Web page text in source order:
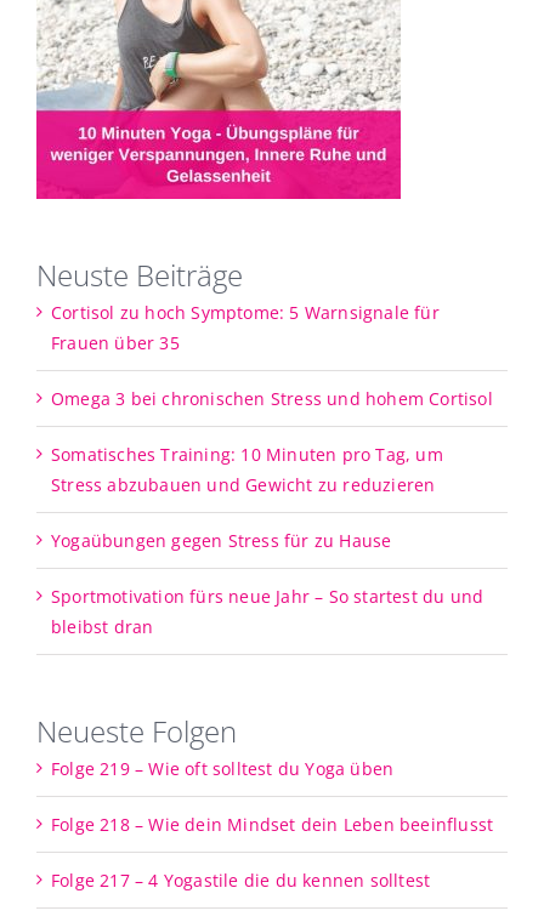
Neuste Beiträge
Cortisol zu hoch Symptome: 5 Warnsignale für
Frauen über 35
Omega 3 bei chronischen Stress und hohem Cortisol
Somatisches Training: 10 Minuten pro Tag, um
Stress abzubauen und Gewicht zu reduzieren
Yogaübungen gegen Stress für zu Hause
Sportmotivation fürs neue Jahr – So startest du und
bleibst dran
Neueste Folgen
Folge 219 – Wie oft solltest du Yoga üben
Folge 218 – Wie dein Mindset dein Leben beeinflusst
Folge 217 – 4 Yogastile die du kennen solltest